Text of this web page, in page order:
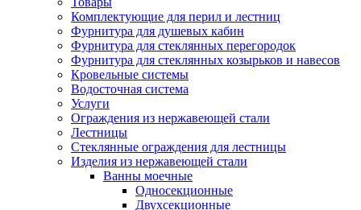
Комплектующие для перил и лестниц
Фурнитура для душевых кабин
Фурнитура для стеклянных перегородок
Фурнитура для стеклянных козырьков и навесов
Кровельные системы
Водосточная система
Услуги
Ограждения из нержавеющей стали
Лестницы
Стеклянные ограждения для лестницы
Изделия из нержавеющей стали
Ванны моечные
Односекционные
Двухсекционные